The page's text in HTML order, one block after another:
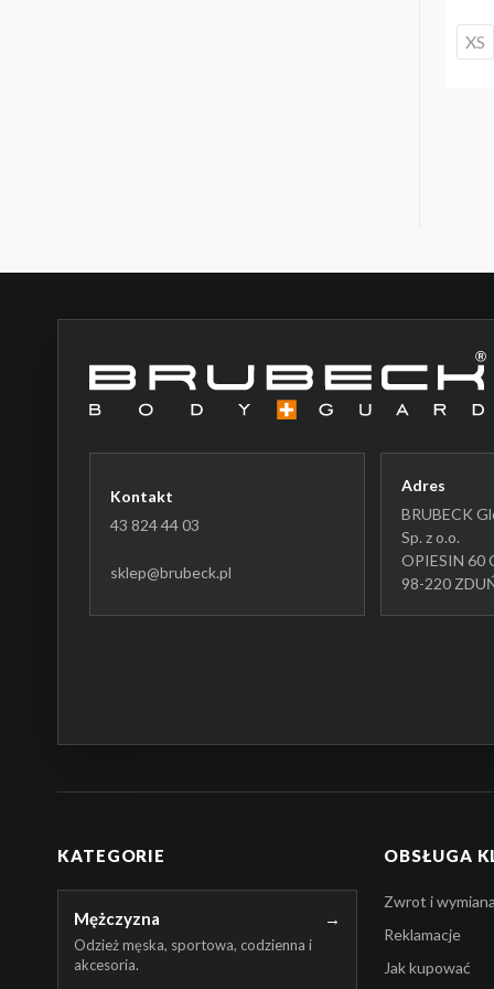
XS
Kontakt
43 824 44 03
sklep@brubeck.pl
Adres
BRUBECK
Sp. z o.o.
OPIESIN 60
98-220
KATEGORIE
Mężczyzna →
Odzież męska, sportowa, codzienna i
akcesoria.
OBSŁUGA
Zwrot i
Reklamacje
Jak kupować